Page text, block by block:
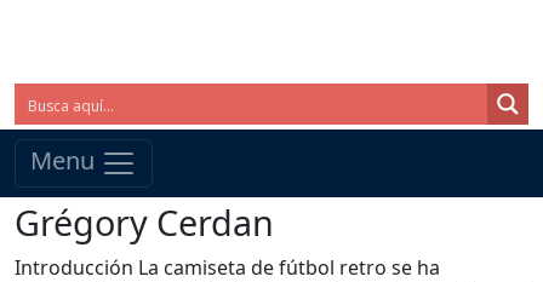
Menu
Grégory Cerdan
Introducción La camiseta de fútbol retro se ha